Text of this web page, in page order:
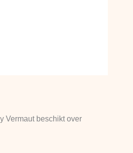
Vermaut beschikt over